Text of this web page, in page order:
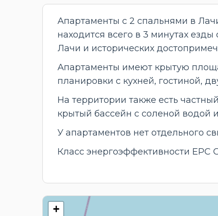
Апартаменты с 2 спальнями в
находится всего в 3 минутах
Лачи и исторических
Апартаменты имеют крытую
планировки с кухней, гостиной,
На территории также есть
крытый бассейн с соленой водой
У апартаментов нет отдельного
Класс энергоэффективности EPC
+